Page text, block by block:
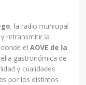
, la radio municipal
retransmitir la
el AOVE de la
gastronómica de
y cualidades
por los distintos